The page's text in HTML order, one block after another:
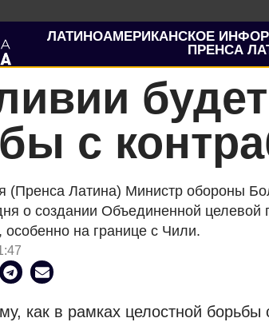
ЛАТИНОАМЕРИКАНСКОЕ
ПРЕНСА
с
(Пренса Латина) Министр обороны
о создании Объединенной целевой
особенно на границе с Чили.
как в рамках целостной